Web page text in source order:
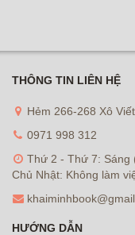
THÔNG TIN LIÊN HỆ
Hẻm 266-268 Xô
0971 998 312
Thứ 2 - Thứ 7: Sáng
Chủ Nhật: Không làm
HƯỚNG DẪN